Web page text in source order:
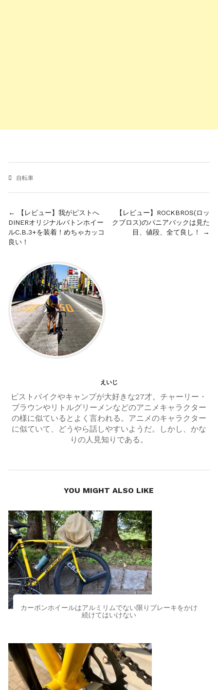
自転車
投
稿
ナ
ゲ
ー
シ
ョ
ン
← 【レビュー】我がピストへ
DINERオリジナルバトンホイー
ルC.B.3+を装着！めちゃカッコ
良い！
【レビュー】ROCKBROS(ロッ
クブロス)のパニアバックは見た
目、値段、全て良し！ →
えいじ
ピストバイクやキャンプが大好きな27才。チャーリー・
ブラウンやリトルグリーメンなどのアニメキャラクター
の様に似ているとよく言われる。アニメのキャラクター
に似ていて、どうやら話しやすいようだ。しかし、かな
りの人見知りである。
YOU MIGHT ALSO LIKE
カーボンホイールはアルミリムでない限りブレーキをかけ
続けてはいけない